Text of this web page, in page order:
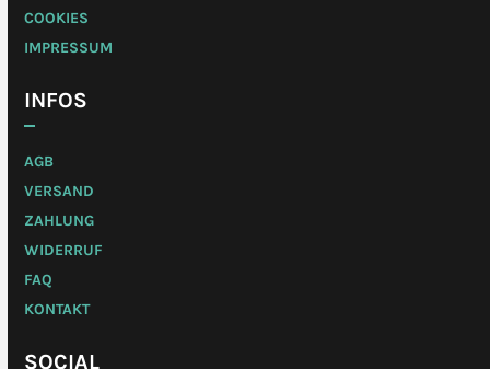
COOKIES
IMPRESSUM
INFOS
AGB
VERSAND
ZAHLUNG
WIDERRUF
FAQ
KONTAKT
SOCIAL